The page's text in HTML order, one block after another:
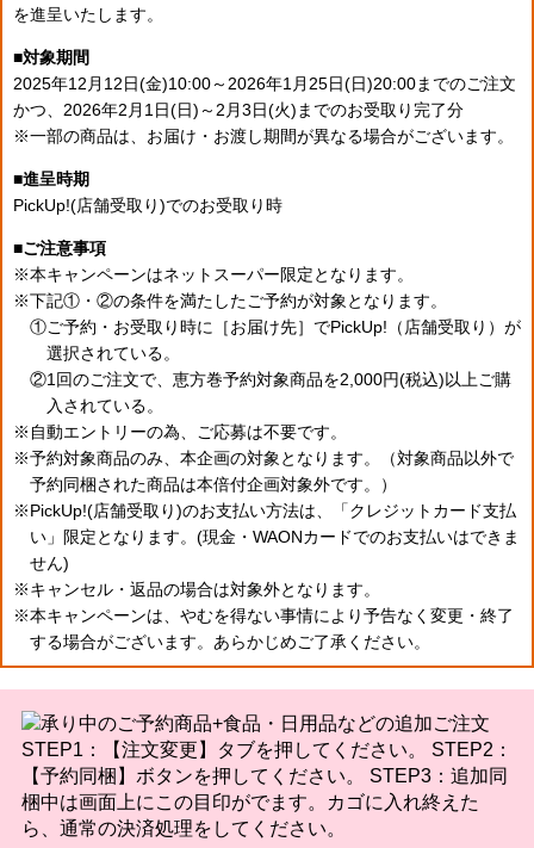
を進呈いたします。
対象期間
2025年12月12日(金)10:00～2026年1月25日(日)20:00までのご注文
かつ、 2026年2月1日(日)～2月3日(火)までのお受取り完了分
一部の商品は、お届け・お渡し期間が異なる場合がございます。
進呈時期
PickUp!(店舗受取り)でのお受取り時
ご注意事項
本キャンペーンはネットスーパー限定となります。
下記①・②の条件を満たしたご予約が対象となります。
①ご予約・お受取り時に［お届け先］でPickUp!（店舗受取り）が
選択されている。
②1回のご注文で、恵方巻予約対象商品を2,000円(税込)以上ご購
入されている。
自動エントリーの為、ご応募は不要です。
予約対象商品のみ、本企画の対象となります。（対象商品以外で
予約同梱された商品は本倍付企画対象外です。）
PickUp!(店舗受取り)のお支払い方法は、「クレジットカード支払
い」限定となります。(現金・WAONカードでのお支払いはできま
せん)
キャンセル・返品の場合は対象外となります。
本キャンペーンは、やむを得ない事情により予告なく変更・終了
する場合がございます。あらかじめご了承ください。